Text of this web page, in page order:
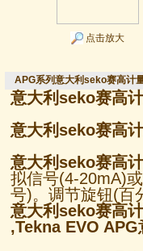
点击放大
APG系列意大利seko赛高计
意大利seko赛高
意大利seko赛高
意大利seko赛高
拟信号(4-20mA)
号)。调节旋钮(百
意大利seko赛高
,Tekna EVO APG